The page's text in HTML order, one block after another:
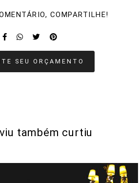
COMPARTILHE!
SEU ORÇAMENTO
também curtiu